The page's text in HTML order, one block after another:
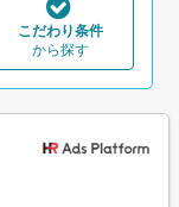
こだわり条件
から探す